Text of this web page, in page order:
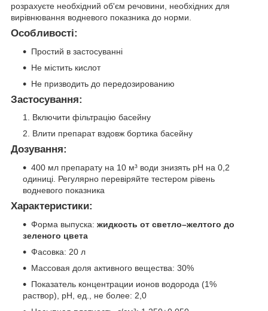
розрахуєте необхідний об'єм речовини, необхідних для
вирівнювання водневого показника до норми.
Особливості:
Простий в застосуванні
Не містить кислот
Не призводить до передозированию
Застосування:
Включити фільтрацію басейну
Влити препарат вздовж бортика басейну
Дозування:
400 мл препарату на 10 м³ води знизять рН на 0,2
одиниці. Регулярно перевіряйте тестером рівень
водневого показника
Характеристики:
Форма выпуска: жидкость от светло–желтого до
зеленого цвета
Фасовка: 20 л
Массовая доля активного вещества: 30%
Показатель концентрации ионов водорода (1%
раствор), рН, ед., не более: 2,0